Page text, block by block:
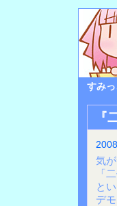
すみ
気
「
と
デ